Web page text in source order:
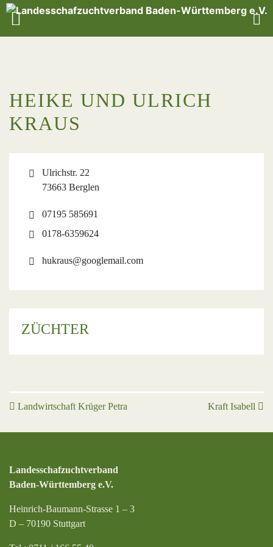
HEIKE UND ULRICH
KRAUS
Ulrichstr. 22
73663 Berglen
07195 585691
0178-6359624
hukraus@googlemail.com
ZÜCHTER
Beitrags-Navigation
Landwirtschaft Krüger Petra Kraft Isabell
Landesschafzuchtverband
Baden-Württemberg e.V.
Heinrich-Baumann-Strasse 1 – 3
D – 70190 Stuttgart